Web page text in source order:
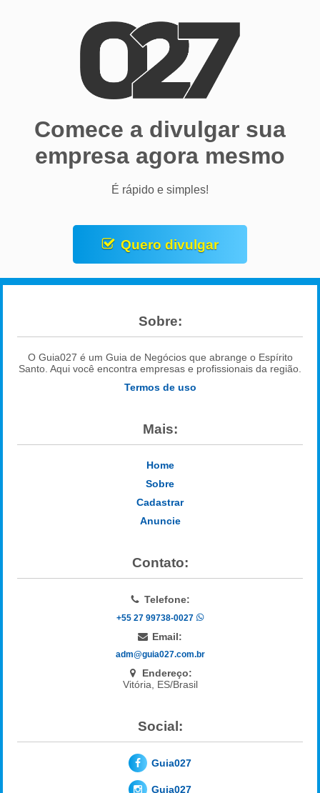
Comece a divulgar sua
empresa agora mesmo
É rápido e simples!
Quero divulgar
Sobre:
O Guia027 é um Guia de Negócios que abrange o Espírito
Santo. Aqui você encontra empresas e profissionais da região.
Termos de uso
Mais:
Home
Sobre
Cadastrar
Anuncie
Contato:
Telefone:
+55 27 99738-0027
Email:
adm@guia027.com.br
Endereço:
Vitória, ES/Brasil
Social:
Guia027
Guia027